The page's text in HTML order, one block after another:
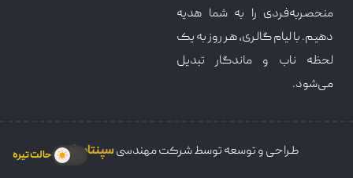
حالت تیره
منحصربه‌فردی را به شما هدیه
دهیم. با لیام گالری، هر روز به یک
لحظه ناب و ماندگار تبدیل
می‌شود.
طراحی و توسعه توسط شرکت مهندسیسپنتامکس